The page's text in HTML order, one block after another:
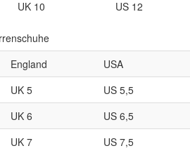
UK 10 US 12
England
USA
UK 5
US 5,5
UK 6
US 6,5
UK 7
US 7,5